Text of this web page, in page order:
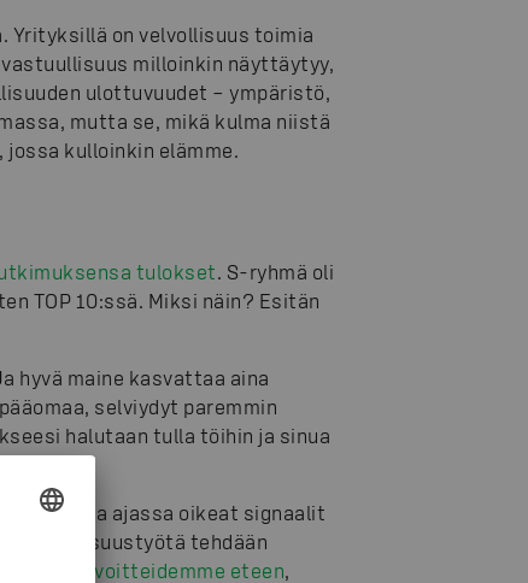
Yrityksillä on velvollisuus toimia
milloinkin näyttäytyy,
ulottuvuudet – ympäristö,
mutta se, mikä kulma niistä
kulloinkin elämme.
tulokset . S-ryhmä oli
TOP 10:ssä. Miksi näin? Esitän
hyvä maine kasvattaa aina
selviydyt paremmin
halutaan tulla töihin ja sinua
poimia ajassa oikeat signaalit
vastuullisuustyötä tehdään
ilmastotavoitteidemme eteen